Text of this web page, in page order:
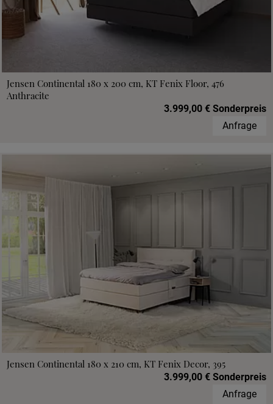
Jensen Continental 180 x 200 cm, KT Fenix Floor, 476
Anthracite
3.999,00 € Sonderpreis
Anfrage
Jensen Continental 180 x 210 cm, KT Fenix Decor, 395
3.999,00 € Sonderpreis
Anfrage